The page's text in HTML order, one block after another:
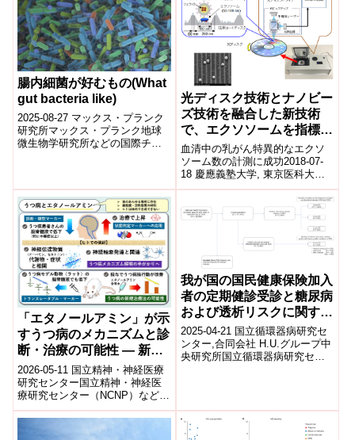
腸内細菌が好むもの(What
gut bacteria like)
2025-08-27 マックス・プランク
研究所マックス・プランク地球
微生物学研究所などの国際チー
光ディスク技術とナノビー
ズ技術を融合した新技術
で、エクソソームを指標と
した疾患診断の実現へ
血清中の乳がん特異的なエクソ
ソーム数の計測に成功2018-07-
18 慶應義塾大学, 東京医科大学,
株式会社JVCケンウッド, 日本医
療研究開発機構慶應義塾大...
「エタノールアミン」が示
すうつ病のメカニズムと診
断・治療の可能性 ― 新規
バイオマーカーや新しい治
療法開発への道 ―
2026-05-11 国立精神・神経医療
研究センター国立精神・神経医
療研究センター（NCNP）などの
研究グループは、脳脊髄液中の
エタノールアミン濃度低下が大
うつ...
我が国の国民健康保険加入
者の定期健診受診と糖尿病
および透析リスクに関する
新たな研究知見
2025-04-21 国立循環器病研究セ
ンター,合同会社 H.U.グループ中
央研究所国立循環器病研究セン